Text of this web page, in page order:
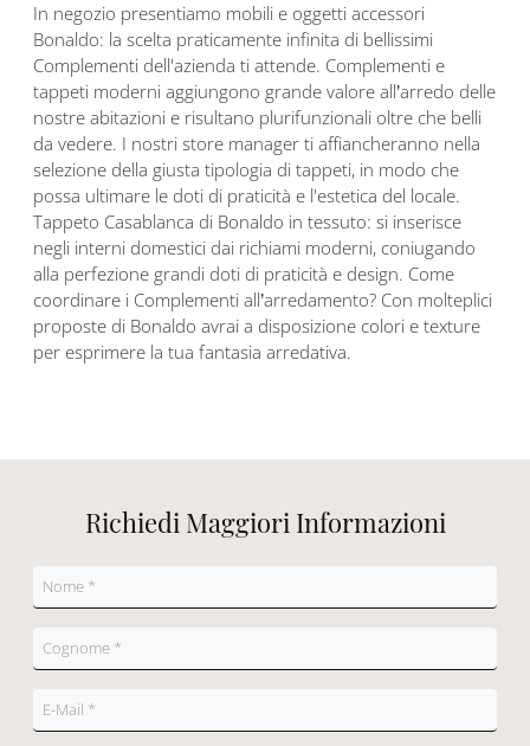
In negozio presentiamo mobili e oggetti accessori
Bonaldo: la scelta praticamente infinita di bellissimi
Complementi dell'azienda ti attende. Complementi e
tappeti moderni aggiungono grande valore all’arredo delle
nostre abitazioni e risultano plurifunzionali oltre che belli
da vedere. I nostri store manager ti affiancheranno nella
selezione della giusta tipologia di tappeti, in modo che
possa ultimare le doti di praticità e l'estetica del locale.
Tappeto Casablanca di Bonaldo in tessuto: si inserisce
negli interni domestici dai richiami moderni, coniugando
alla perfezione grandi doti di praticità e design. Come
coordinare i Complementi all’arredamento? Con molteplici
proposte di Bonaldo avrai a disposizione colori e texture
per esprimere la tua fantasia arredativa.
Richiedi Maggiori Informazioni